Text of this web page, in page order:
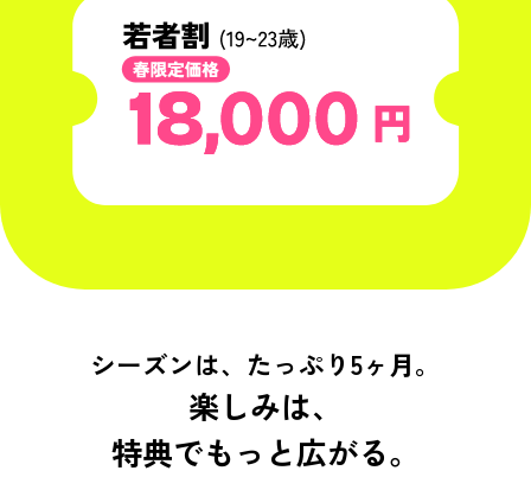
シーズンは、たっぷり5ヶ月。
楽しみは、
特典でもっと広がる。